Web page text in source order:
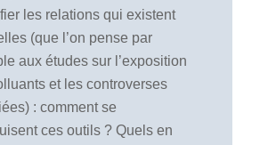
les relations qui existent
(que l’on pense par
aux études sur l’exposition
et les controverses
: comment se
ces outils ? Quels en